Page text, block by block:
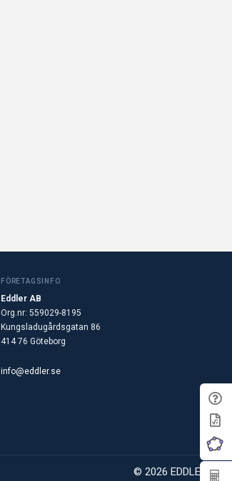
FÖRETAGSINFO
Eddler AB
Org.nr: 559029-8195
Kungsladugårdsgatan 86
414 76 Göteborg
info@eddler.se
© 2026 EDDLER AB